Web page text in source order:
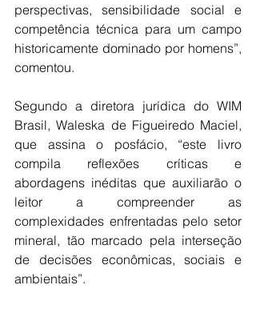
perspectivas, sensibilidade social e
competência técnica para um campo
historicamente dominado por homens”,
comentou.
Segundo a diretora jurídica do WIM
Brasil, Waleska de Figueiredo Maciel,
que assina o posfácio, “este livro
compila reflexões críticas e
abordagens inéditas que auxiliarão o
leitor a compreender as
complexidades enfrentadas pelo setor
mineral, tão marcado pela interseção
de decisões econômicas, sociais e
ambientais”.